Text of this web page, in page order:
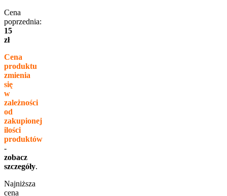
Cena
poprzednia:
15
zł
Cena
produktu
zmienia
się
w
zależności
od
zakupionej
ilości
produktów
-
zobacz
szczegóły.
Najniższa
cena